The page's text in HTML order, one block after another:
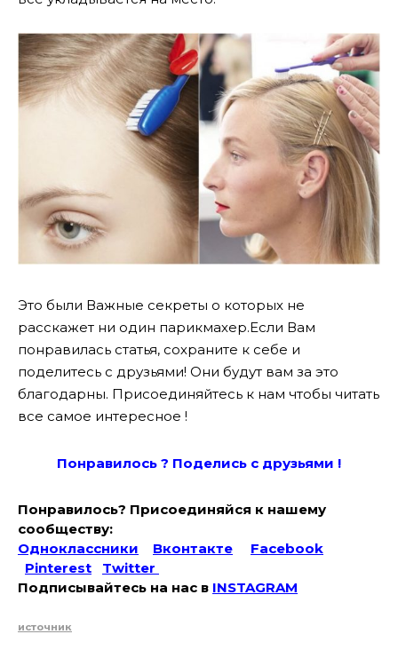
Это были Важные секреты о которых не
расскажет ни один парикмахер.Если Вам
понравилась статья, сохраните к себе и
поделитесь с друзьями! Они будут вам за это
благодарны. Присоединяйтесь к нам чтобы читать
все самое интересное !
Понравилось ? Поделись с друзьями !
Понравилось? Присоединяйся к нашему
сообществу:
Одноклассники
Вконтакте
Facebook
Pinterest
Twitter
Подписывайтесь на наc в INSTAGRAM
источник